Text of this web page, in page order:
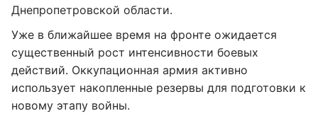
Днепропетровской области.
Уже в ближайшее время на фронте ожидается
существенный рост интенсивности боевых
действий. Оккупационная армия активно
использует накопленные резервы для подготовки к
новому этапу войны.